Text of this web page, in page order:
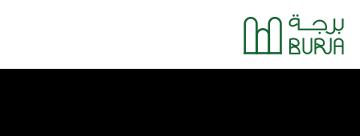
تخطي
إلى
المحتوى